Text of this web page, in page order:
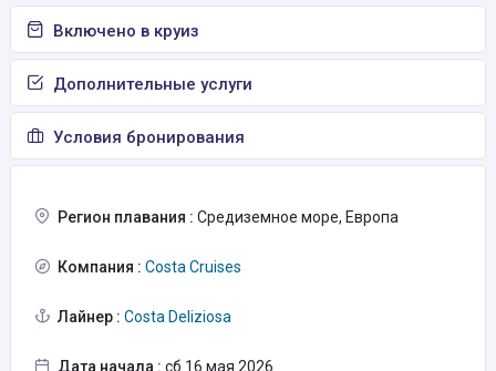
Включено в круиз
Дополнительные услуги
Условия бронирования
Регион плавания : Средиземное море, Европа
Компания : Costa Cruises
Лайнер : Costa Deliziosa
Дата начала : сб 16 мая 2026